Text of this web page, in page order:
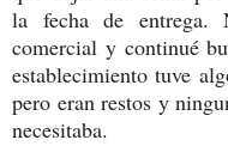
la fecha de entrega.
comercial y continué
establecimiento tuve
pero eran restos y
necesitaba.